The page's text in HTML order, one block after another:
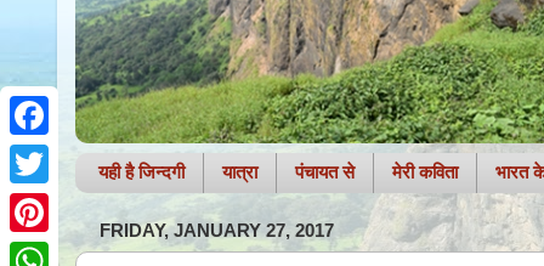
यही है जिन्दगी यात्रा पंचायत से मेरी कविता भारत
FRIDAY, JANUARY 27, 2017
F
a
c
T
w
P